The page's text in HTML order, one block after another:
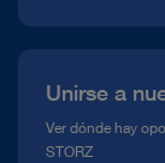
Unirse a
Ver dónde hay
STORZ